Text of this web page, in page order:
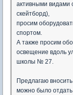
активными видами
скейтборд),
просим
спортом.
А также просим
освещение вдоль
школы № 27.
Предлагаю
можно было